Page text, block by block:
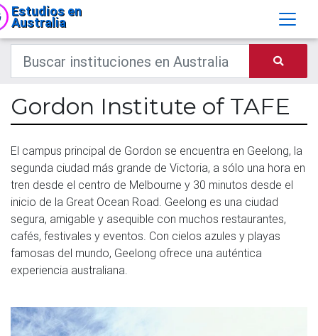
Estudios en
Australia
Gordon Institute of TAFE
El campus principal de Gordon se encuentra en Geelong, la
segunda ciudad más grande de Victoria, a sólo una hora en
tren desde el centro de Melbourne y 30 minutos desde el
inicio de la Great Ocean Road. Geelong es una ciudad
segura, amigable y asequible con muchos restaurantes,
cafés, festivales y eventos. Con cielos azules y playas
famosas del mundo, Geelong ofrece una auténtica
experiencia australiana.